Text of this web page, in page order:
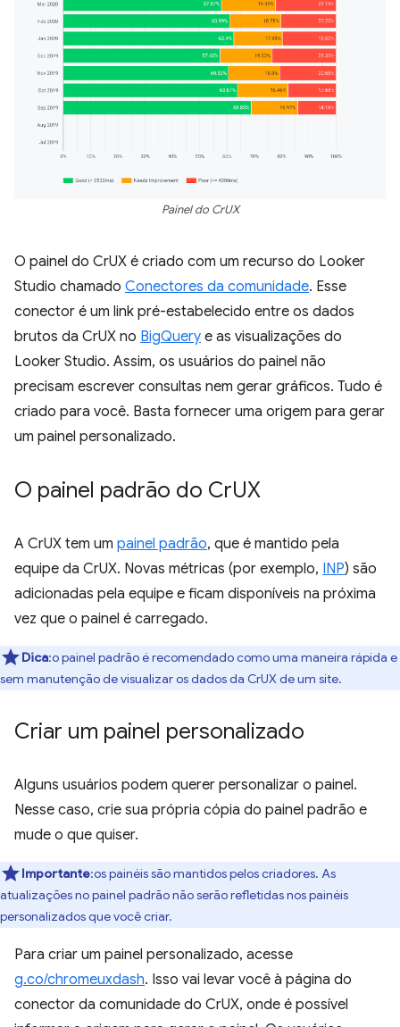
Painel do CrUX
O painel do CrUX é criado com um recurso do Looker
Studio chamado Conectores da comunidade. Esse
conector é um link pré-estabelecido entre os dados
brutos da CrUX no BigQuery e as visualizações do
Looker Studio. Assim, os usuários do painel não
precisam escrever consultas nem gerar gráficos. Tudo é
criado para você. Basta fornecer uma origem para gerar
um painel personalizado.
O painel padrão do CrUX
A CrUX tem um painel padrão, que é mantido pela
equipe da CrUX. Novas métricas (por exemplo, INP) são
adicionadas pela equipe e ficam disponíveis na próxima
vez que o painel é carregado.
Dica:o painel padrão é recomendado como uma maneira rápida e
sem manutenção de visualizar os dados da CrUX de um site.
Criar um painel personalizado
Alguns usuários podem querer personalizar o painel.
Nesse caso, crie sua própria cópia do painel padrão e
mude o que quiser.
Importante:os painéis são mantidos pelos criadores. As
atualizações no painel padrão não serão refletidas nos painéis
personalizados que você criar.
Para criar um painel personalizado, acesse
g.co/chromeuxdash. Isso vai levar você à página do
conector da comunidade do CrUX, onde é possível